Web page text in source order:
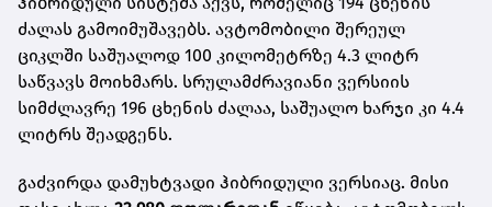
ძალას გამოიმუშავებს. ავტომობილი შერეულ
ციკლში საშუალოდ 100 კილომეტრზე 4.3 ლიტრ
საწვავს მოიხმარს. სრულამძრავიანი ვერსიის
სიმძლავრე 196 ცხენის ძალაა, საშუალო ხარჯი კი 4.4
ლიტრს შეადგენს.
გაძვირდა დამუხტვადი ჰიბრიდული ვერსიაც. მისი